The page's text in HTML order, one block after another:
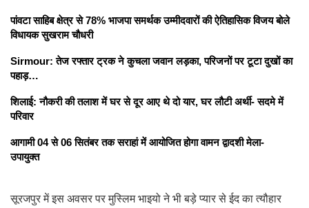
पांवटा साहिब क्षेत्र से 78% भाजपा समर्थक उम्मीदवारों की ऐतिहासिक विजय बोले
विधायक सुखराम चौधरी
Sirmour: तेज रफ्तार ट्रक ने कुचला जवान लड़का, परिजनों पर टूटा दुखों का
पहाड़…
शिलाई: नौकरी की तलाश में घर से दूर आए थे दो यार, घर लौटी अर्थी- सदमे में
परिवार
आगामी 04 से 06 सितंबर तक सराहां में आयोजित होगा वामन द्वादशी मेला-
उपायुक्त
सूरजपुर में इस अवसर पर मुस्लिम भाइयो ने भी बड़े प्यार से ईद का त्यौहार